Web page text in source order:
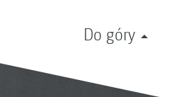
Do góry